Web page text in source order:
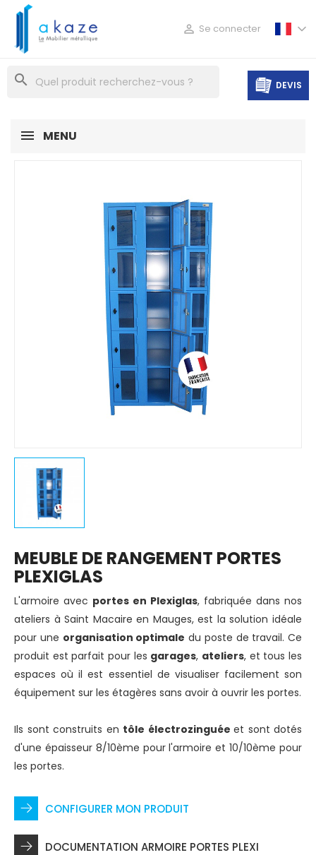
 Se connecter
search DEVIS
MENU
MEUBLE DE RANGEMENT PORTES
PLEXIGLAS
L'armoire avec portes en Plexiglas, fabriquée dans nos
ateliers à Saint Macaire en Mauges, est la solution idéale
pour une organisation optimale du poste de travail. Ce
produit est parfait pour les garages, ateliers, et tous les
espaces où il est essentiel de visualiser facilement son
équipement sur les étagères sans avoir à ouvrir les portes.
Ils sont construits en tôle électrozinguée et sont dotés
d'une épaisseur 8/10ème pour l'armoire et 10/10ème pour
les portes.
CONFIGURER MON PRODUIT
DOCUMENTATION ARMOIRE PORTES PLEXI